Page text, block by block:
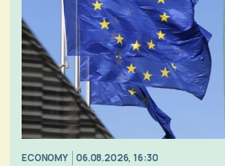
ECONOMY 06.08.2026, 16:30